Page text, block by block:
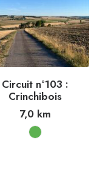
Circuit n°103 :
Crinchibois
7,0km